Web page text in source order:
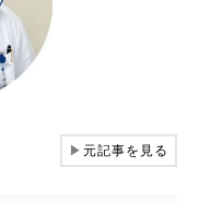
▶元記事を見る